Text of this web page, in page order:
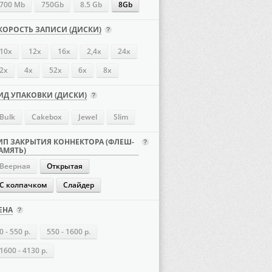
700 Mb
750Gb 8.5 Gb 8Gb
ЗАПИСИ (ДИСКИ)
10x 12x 16х 2,4x
24х
2x
4х 52х 6x 8x
УПАКОВКИ (ДИСКИ)
Bulk Cakebox Jewel Slim
ЗАКРЫТИЯ КОННЕКТОРА (ФЛЕШ-
Веерная
Открытая
С колпачком
Слайдер
0 - 550 р.
550 - 1600 р.
1600 - 4130 р.